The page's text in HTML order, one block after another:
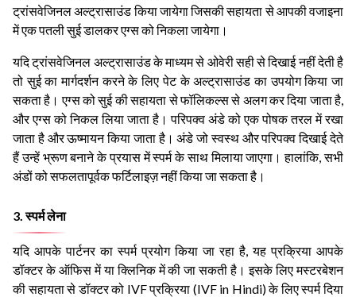
ट्रांसवेजिनल अल्ट्रासाउंड किया जायेगा जिसकी सहायता से आपकी वजाइना
में एक पतली सुई डालकर एग्स को निकला जायेगा।
यदि ट्रांसवेजिनल अल्ट्रासाउंड के माध्यम से ओवेरी सही से दिखाई नहीं देती है
तो सुई का मार्गदर्शन करने के लिए पेट के अल्ट्रासाउंड का उपयोग किया जा
सकता है। एग्स को सुई की सहायता से फॉलिकल्स से अलग कर दिया जाता है,
और एग्स को निकल लिया जाता है। परिपक्व अंडे को एक पोषक तरल में रखा
जाता है और ऊष्मायन किया जाता है। अंडे जो स्वस्थ और परिपक्व दिखाई देते
हैं उन्हें भ्रूण बनाने के प्रयास में स्पर्म के साथ मिलाया जाएगा। हालांकि, सभी
अंडों को सफलतापूर्वक फर्टिलाइज़ नहीं किया जा सकता है।
3. स्पर्म लेना
यदि आपके पार्टनर का स्पर्म प्रयोग किया जा रहा है, यह प्रक्रिया आपके
डॉक्टर के ऑफिस में या क्लिनिक में की जा सकती है। इसके लिए मस्टरबेशन
की सहायता से डॉक्टर को IVF प्रक्रिया (IVF in Hindi) के लिए स्पर्म दिया